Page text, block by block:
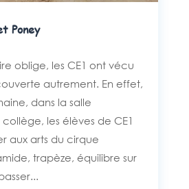
Poney
oblige, les CE1 ont vécu
autrement. En effet,
dans la salle
les élèves de CE1
aux arts du cirque
trapèze, équilibre sur